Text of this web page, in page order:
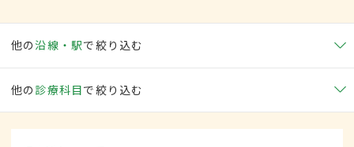
他の沿線・駅で絞り込む
他の 診療科目で絞り込む